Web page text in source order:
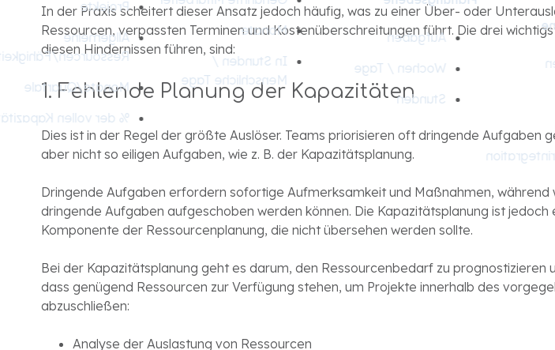
Projekte
Allgemeine
Fähigkeiten
Monate/Quartale
der vollen Kapazität
Monate
In Stunden /
Menschliche Tage
Aufgaben
Wochen / Tage
Stunden
In der Praxis scheitert dieser Ansatz jedoch häufig, was zu einer Über- oder
Ressourcen, verpassten Terminen und Kostenüberschreitungen führt. Die drei
diesen Hindernissen führen, sind:
1. Fehlende Planung der Kapazitäten
Dies ist in der Regel der größte Auslöser. Teams priorisieren oft dringende Aufgaben
aber nicht so eiligen Aufgaben, wie z. B. der Kapazitätsplanung.
Dringende Aufgaben erfordern sofortige Aufmerksamkeit und Maßnahmen, während
dringende Aufgaben aufgeschoben werden können. Die Kapazitätsplanung ist jedoch
Komponente der Ressourcenplanung, die nicht übersehen werden sollte.
Bei der Kapazitätsplanung geht es darum, den Ressourcenbedarf zu prognostizieren
dass genügend Ressourcen zur Verfügung stehen, um Projekte innerhalb des
abzuschließen:
Analyse der Auslastung von Ressourcen